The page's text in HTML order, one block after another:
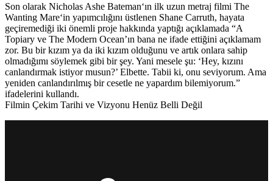
Son olarak Nicholas Ashe Bateman‘ın ilk uzun metraj filmi The
Wanting Mare‘in yapımcılığını üstlenen Shane Carruth, hayata
geçiremediği iki önemli proje hakkında yaptığı açıklamada “A
Topiary ve The Modern Ocean’ın bana ne ifade ettiğini açıklamam
zor. Bu bir kızım ya da iki kızım olduğunu ve artık onlara sahip
olmadığımı söylemek gibi bir şey. Yani mesele şu: ‘Hey, kızını
canlandırmak istiyor musun?’ Elbette. Tabii ki, onu seviyorum. Ama
yeniden canlandırılmış bir cesetle ne yapardım bilemiyorum.”
ifadelerini kullandı.
Filmin Çekim Tarihi ve Vizyonu Henüz Belli Değil